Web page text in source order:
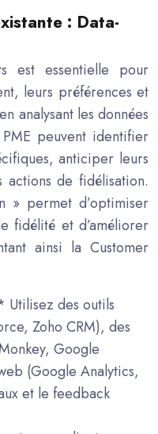
: Data-
est essentielle pour
leurs préférences et
analysant les données
peuvent identifier
anticiper leurs
actions de fidélisation.
» permet d’optimiser
fidélité et d’améliorer
ainsi la Customer
des outils
Zoho CRM), des
Google
(Google Analytics,
et le feedback